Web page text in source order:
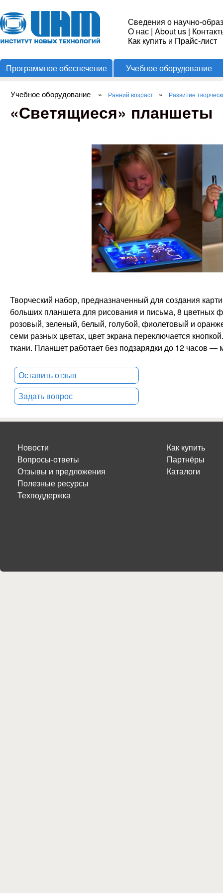
Институт
Новых
Технологий
Сведения о научно-
О нас | About us |
Как купить и Прайс-лист
Программное обеспечение Учебное оборудование
Вы здесь
Учебное оборудование » Ранний возраст » Развитие
«Светящиеся» планшеты
Творческий набор, предназначенный для создания
больших планшета для рисования и письма, 8 цветных
розовый, зеленый, белый, голубой, фиолетовый и
семи разных цветах, цвет экрана переключается
ткани. Планшет работает без подзарядки до 12 часов —
Оставить отзыв
Задать вопрос
Новости
Вопросы-ответы
Отзывы и предложения
Полезные ресурсы
Техподдержка
Как купить
Партнёры
Каталоги